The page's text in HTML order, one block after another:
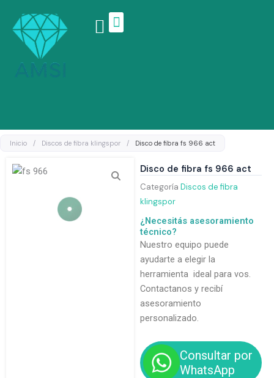
contenido
Inicio / Discos de fibra klingspor / Disco de fibra fs 966 act
Disco de fibra fs 966 act
Categoría Discos de fibra
klingspor
¿Necesitás asesoramiento
técnico?
Nuestro equipo puede
ayudarte a elegir la
herramienta ideal para vos.
Contactanos y recibí
asesoramiento
personalizado.
Consultar por
WhatsApp